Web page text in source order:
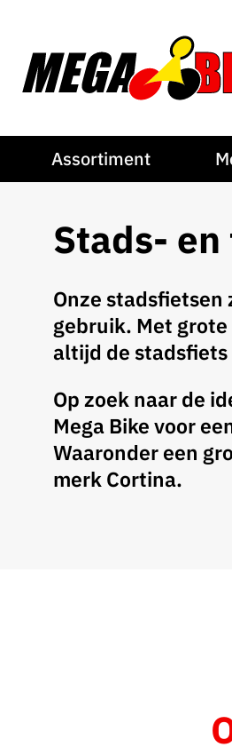
Assortiment
Stads-
Onze
gebruik. Met
altijd de stadsfiets
Op zoek naar de
Mega Bike voor
Waaronder een
merk Cortina.